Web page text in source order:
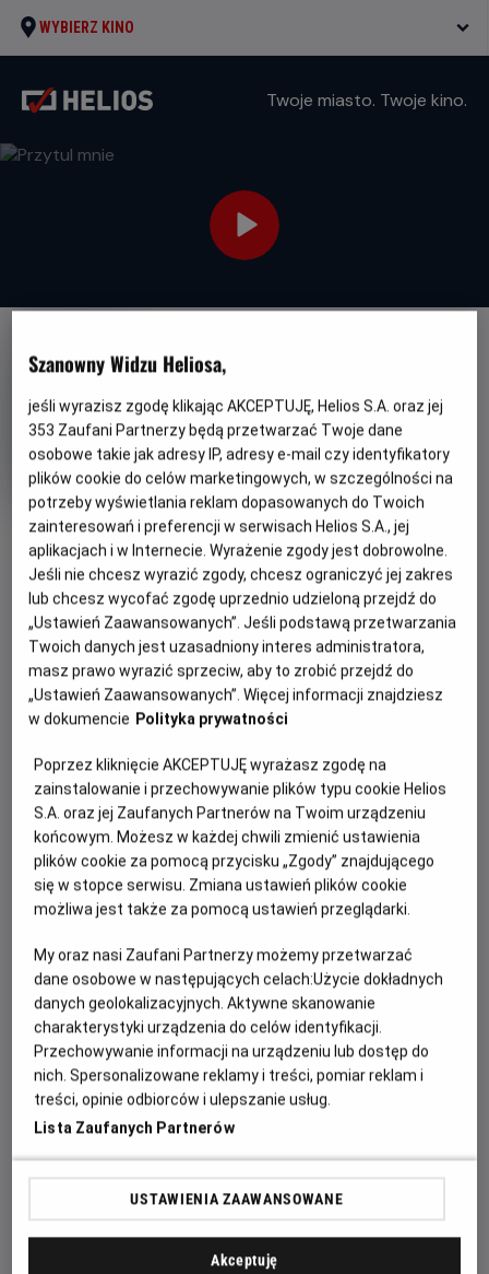
WYBIERZ KINO
Twoje miasto. Twoje kino.
Przytul mnie
Oryginalny
tytuł
Przytul mnie Gatunek
Animowany
Czas
trwania
60 min
Kraj
i
rok
produkcji
Polska
PREMIERA
4 czerwca 2017
WIĘCEJ SZCZEGÓŁÓW
WYBIERZ SWOJE KINO
ABY ZOBACZYĆ GODZINY SEANSÓW
Helios
Białystok-
Helios Alfa
Białystok-
Helios Biała
Białystok-
Helios Jurowiecka
Bielsko-Biała-Helios
Bydgoszcz-
Helios
Dąbrowa Górnicza-
Helios
Gdańsk-
Helios Forum
Gdańsk-
Helios Metropolia
-
Helios
Gniezno -
Helios
Gorzów Wielkopolski-
Helios
Grudziądz-
Helios
Jelenia Góra-
Helios
Kalisz-
Helios
Katowice-
Helios
Kędzierzyn-Koźle-Helios
Kielce-
Helios
Koszalin-
Helios
Helios
Legionowo-
Helios
Legnica-
Helios
Szanowny Widzu Heliosa,
jeśli wyrazisz zgodę klikając AKCEPTUJĘ, Helios S.A. oraz jej
353 Zaufani Partnerzy będą przetwarzać Twoje dane
osobowe takie jak adresy IP, adresy e-mail czy identyfikatory
plików cookie do celów marketingowych, w szczególności na
potrzeby wyświetlania reklam dopasowanych do Twoich
zainteresowań i preferencji w serwisach Helios S.A., jej
aplikacjach i w Internecie. Wyrażenie zgody jest dobrowolne.
Jeśli nie chcesz wyrazić zgody, chcesz ograniczyć jej zakres
lub chcesz wycofać zgodę uprzednio udzieloną przejdź do
„Ustawień Zaawansowanych”. Jeśli podstawą przetwarzania
Twoich danych jest uzasadniony interes administratora,
masz prawo wyrazić sprzeciw, aby to zrobić przejdź do
„Ustawień Zaawansowanych”. Więcej informacji znajdziesz
w dokumencie Polityka prywatności
Poprzez kliknięcie AKCEPTUJĘ wyrażasz zgodę na
zainstalowanie i przechowywanie plików typu cookie Helios
S.A. oraz jej Zaufanych Partnerów na Twoim urządzeniu
końcowym. Możesz w każdej chwili zmienić ustawienia
plików cookie za pomocą przycisku „Zgody” znajdującego
się w stopce serwisu. Zmiana ustawień plików cookie
możliwa jest także za pomocą ustawień przeglądarki.
My oraz nasi Zaufani Partnerzy możemy przetwarzać
dane osobowe w następujących celach:Użycie dokładnych
danych geolokalizacyjnych. Aktywne skanowanie
charakterystyki urządzenia do celów identyfikacji.
Przechowywanie informacji na urządzeniu lub dostęp do
nich. Spersonalizowane reklamy i treści, pomiar reklam i
treści, opinie odbiorców i ulepszanie usług.
Lista Zaufanych Partnerów
USTAWIENIA ZAAWANSOWANE
Akceptuję